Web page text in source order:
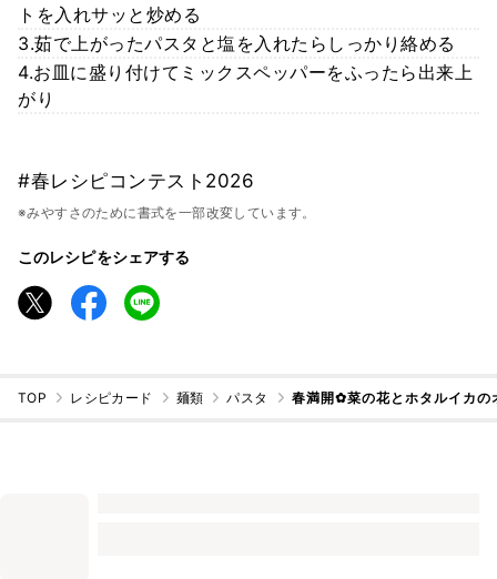
トを入れサッと炒める
3.茹で上がったパスタと塩を入れたらしっかり絡める
4.お皿に盛り付けてミックスペッパーをふったら出来上
がり
#春レシピコンテスト2026
※みやすさのために書式を一部改変しています。
このレシピをシェアする
TOP レシピカード 麺類 パスタ 春満開✿菜の花とホタルイカの